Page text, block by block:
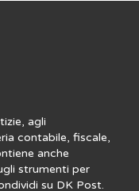
agli
contabile, fiscale,
anche
strumenti per
su DK Post.